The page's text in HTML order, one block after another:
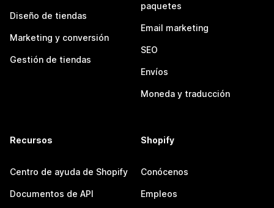
Diseño de tiendas
Marketing y conversión
Gestión de tiendas
paquetes
Email marketing
SEO
Envíos
Moneda y traducción
Recursos
Centro de ayuda de Shopify
Documentos de API
Shopify
Conócenos
Empleos